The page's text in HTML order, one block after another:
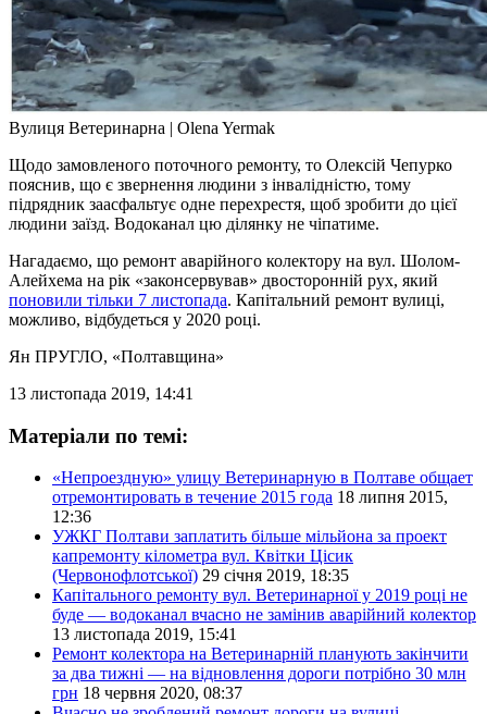
Вулиця Ветеринарна | Olena Yermak
Щодо замовленого поточного ремонту, то Олексій Чепурко
пояснив, що є звернення людини з інвалідністю, тому
підрядник заасфальтує одне перехрестя, щоб зробити до цієї
людини заїзд. Водоканал цю ділянку не чіпатиме.
Нагадаємо, що ремонт аварійного колектору на вул. Шолом-
Алейхема на рік «законсервував» двосторонній рух, який
поновили тільки 7 листопада. Капітальний ремонт вулиці,
можливо, відбудеться у 2020 році.
Ян ПРУГЛО, «Полтавщина»
13 листопада 2019, 14:41
Матеріали по темі:
«Непроездную» улицу Ветеринарную в Полтаве общает
отремонтировать в течение 2015 года 18 липня 2015,
12:36
УЖКГ Полтави заплатить більше мільйона за проект
капремонту кілометра вул. Квітки Цісик
(Червонофлотської) 29 січня 2019, 18:35
Капітального ремонту вул. Ветеринарної у 2019 році не
буде — водоканал вчасно не замінив аварійний колектор
13 листопада 2019, 15:41
Ремонт колектора на Ветеринарній планують закінчити
за два тижні — на відновлення дороги потрібно 30 млн
грн 18 червня 2020, 08:37